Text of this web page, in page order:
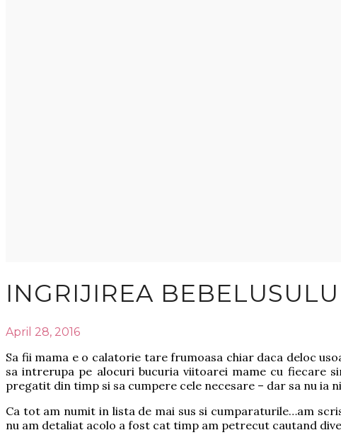
INGRIJIREA
April 28, 2016
Sa fii mama e o calatorie tare frumoasa chiar daca deloc
sa intrerupa pe alocuri bucuria viitoarei mame cu fiecare
pregatit din timp si sa cumpere cele necesare – dar sa nu ia
Ca tot am numit in lista de mai sus si cumparaturile…am
nu am detaliat acolo a fost cat timp am petrecut cautand